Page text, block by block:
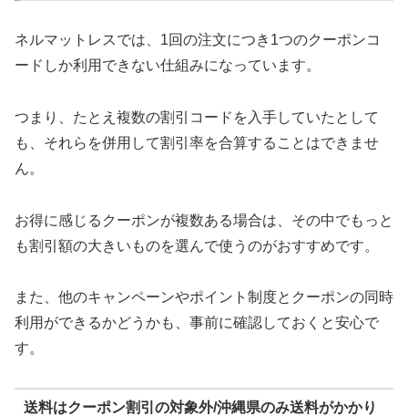
ネルマットレスでは、1回の注文につき1つのクーポンコ
ードしか利用できない仕組みになっています。
つまり、たとえ複数の割引コードを入手していたとして
も、それらを併用して割引率を合算することはできませ
ん。
お得に感じるクーポンが複数ある場合は、その中でもっと
も割引額の大きいものを選んで使うのがおすすめです。
また、他のキャンペーンやポイント制度とクーポンの同時
利用ができるかどうかも、事前に確認しておくと安心で
す。
送料はクーポン割引の対象外/沖縄県のみ送料がかかり